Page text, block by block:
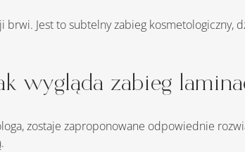
wygląda zabieg